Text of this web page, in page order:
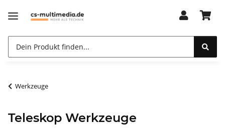
Werkzeuge
Teleskop Werkzeuge